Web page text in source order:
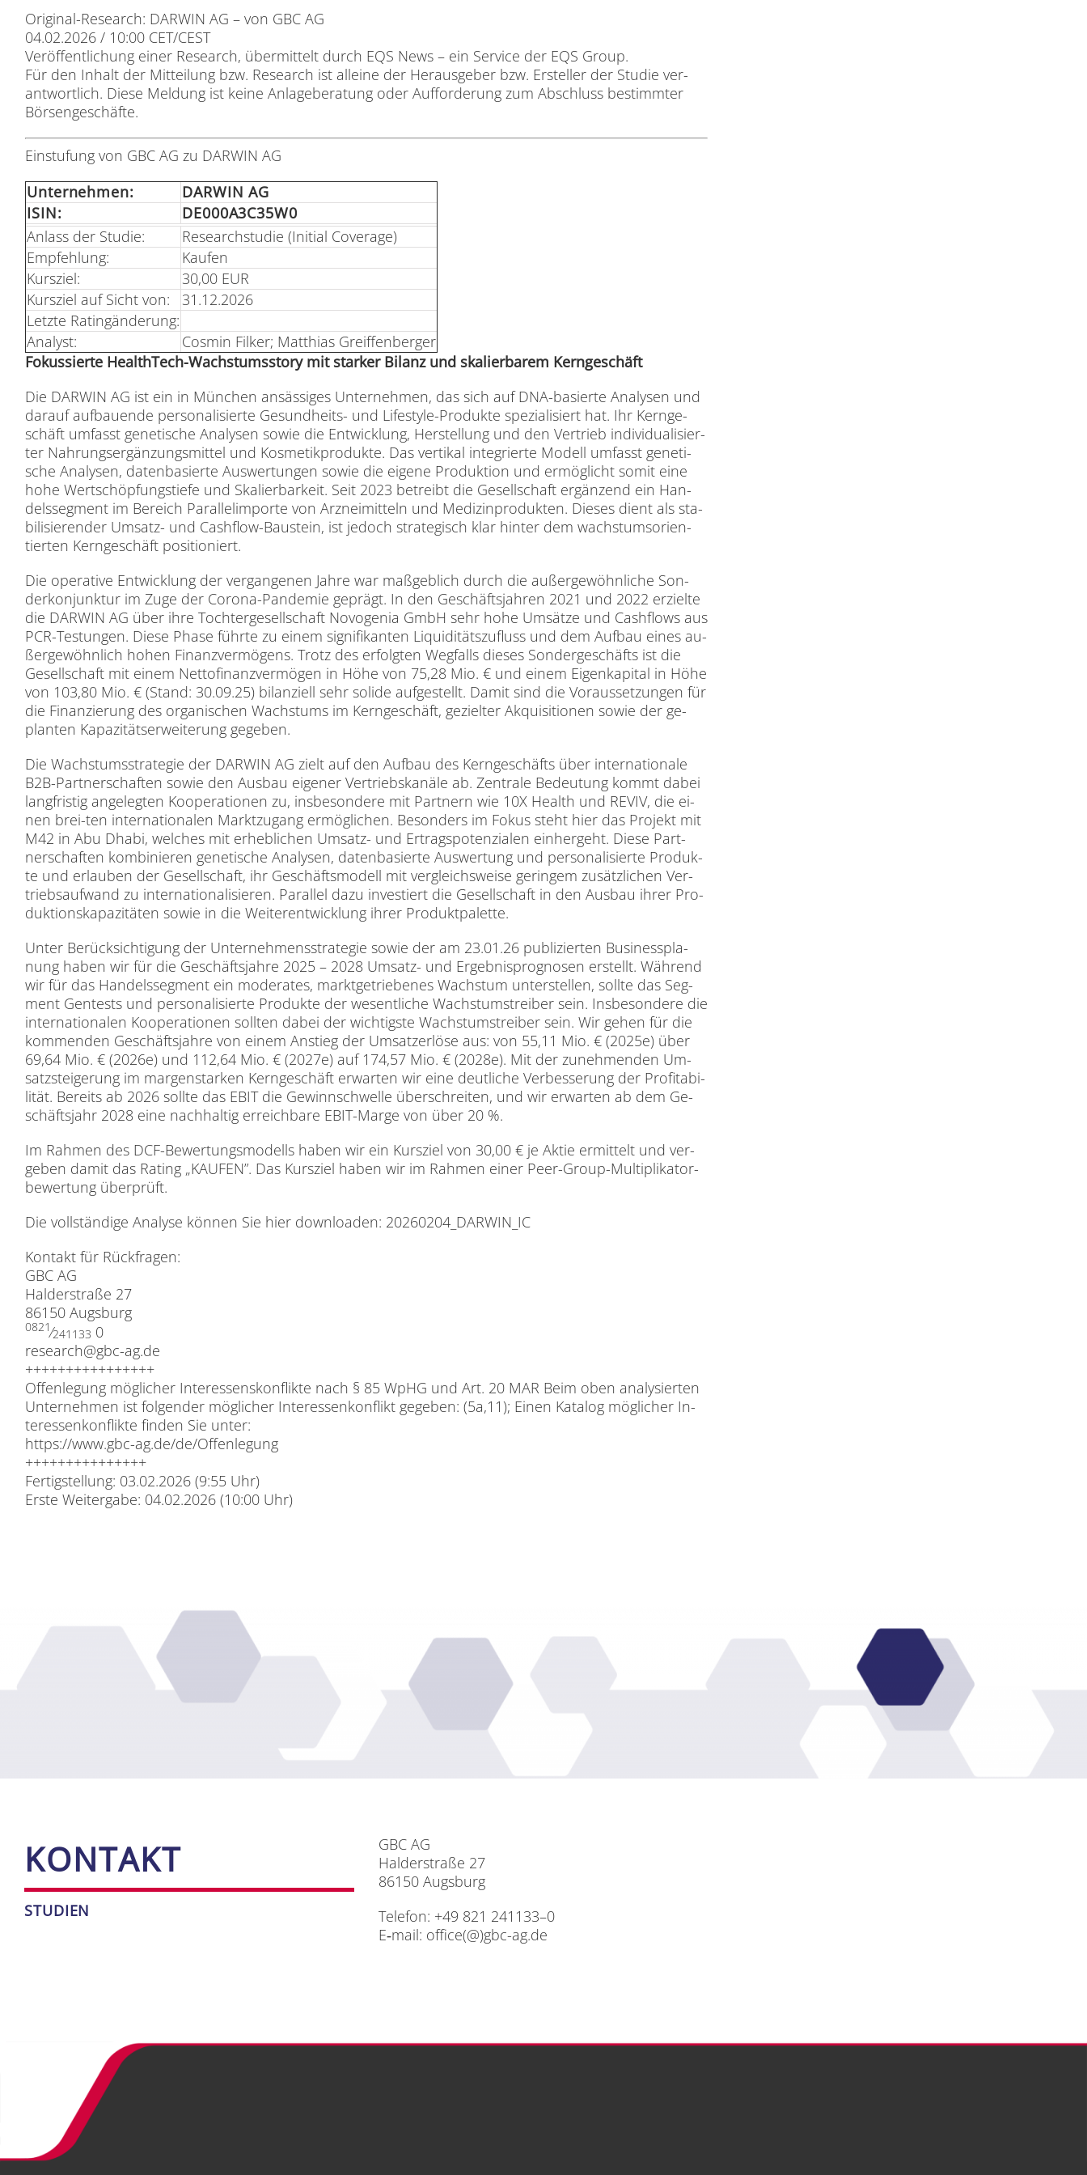
Ori­gi­nal-Re­se­arch: DARWIN AG – von GBC AG
04.02.2026 / 10:00 CET/CEST
Ver­öf­fent­li­chung ei­ner Re­se­arch, über­mit­telt durch EQS News – ein Ser­vice der EQS Group.
Für den In­halt der Mit­tei­lung bzw. Re­se­arch ist al­lei­ne der Her­aus­ge­ber bzw. Er­stel­ler der Stu­die ver­
ant­wort­lich. Die­se Mel­dung ist kei­ne An­la­ge­be­ra­tung oder Auf­for­de­rung zum Ab­schluss be­stimm­ter
Bör­sen­ge­schäf­te.
Ein­stu­fung von GBC AG zu DARWIN AG
Un­ter­neh­men:
DARWIN AG
ISIN:
DE000A3C35W0
An­lass der Stu­die:
Re­se­arch­stu­die (In­iti­al Co­vera­ge)
Emp­feh­lung:
Kau­fen
Kurs­ziel:
30,00 EUR
Kurs­ziel auf Sicht von:
31.12.2026
Letz­te Ra­ting­än­de­rung:
Ana­lyst:
Cos­min Fil­ker; Mat­thi­as Greif­fen­ber­ger
Fo­kus­sier­te He­alth­Tech-Wachs­tums­sto­ry mit star­ker Bi­lanz und ska­lier­ba­rem Kern­ge­schäft
Die DARWIN AG ist ein in Mün­chen an­säs­si­ges Un­ter­neh­men, das sich auf DNA-ba­sier­te Ana­ly­sen und
dar­auf auf­bau­en­de per­so­na­li­sier­te Ge­sund­heits- und Life­style-Pro­duk­te spe­zia­li­siert hat. Ihr Kern­ge­
schäft um­fasst ge­ne­ti­sche Ana­ly­sen so­wie die Ent­wick­lung, Her­stel­lung und den Ver­trieb in­di­vi­dua­li­sier­
ter Nah­rungs­er­gän­zungs­mit­tel und Kos­me­tik­pro­duk­te. Das ver­ti­kal in­te­grier­te Mo­dell um­fasst ge­ne­ti­
sche Ana­ly­sen, da­ten­ba­sier­te Aus­wer­tun­gen so­wie die ei­ge­ne Pro­duk­ti­on und er­mög­licht so­mit eine
hohe Wert­schöp­fungs­tie­fe und Ska­lier­bar­keit. Seit 2023 be­treibt die Ge­sell­schaft er­gän­zend ein Han­
dels­seg­ment im Be­reich Par­al­lel­im­por­te von Arz­nei­mit­teln und Me­di­zin­pro­duk­ten. Die­ses dient als sta­
bi­li­sie­ren­der Um­satz- und Cash­flow-Bau­stein, ist je­doch stra­te­gisch klar hin­ter dem wachs­tums­ori­en­
tier­ten Kern­ge­schäft po­si­tio­niert.
Die ope­ra­ti­ve Ent­wick­lung der ver­gan­ge­nen Jah­re war maß­geb­lich durch die au­ßer­ge­wöhn­li­che Son­
der­kon­junk­tur im Zuge der Co­ro­na-Pan­de­mie ge­prägt. In den Ge­schäfts­jah­ren 2021 und 2022 er­ziel­te
die DARWIN AG über ihre Toch­ter­ge­sell­schaft No­vo­genia GmbH sehr hohe Um­sät­ze und Cash­flows aus
PCR-Tes­tun­gen. Die­se Pha­se führ­te zu ei­nem si­gni­fi­kan­ten Li­qui­di­täts­zu­fluss und dem Auf­bau ei­nes au­
ßer­ge­wöhn­lich ho­hen Fi­nanz­ver­mö­gens. Trotz des er­folg­ten Weg­falls die­ses Son­der­ge­schäfts ist die
Ge­sell­schaft mit ei­nem Net­to­fi­nanz­ver­mö­gen in Höhe von 75,28 Mio. € und ei­nem Ei­gen­ka­pi­tal in Höhe
von 103,80 Mio. € (Stand: 30.09.25) bi­lan­zi­ell sehr so­li­de auf­ge­stellt. Da­mit sind die Vor­aus­set­zun­gen für
die Fi­nan­zie­rung des or­ga­ni­schen Wachs­tums im Kern­ge­schäft, ge­ziel­ter Ak­qui­si­tio­nen so­wie der ge­
plan­ten Ka­pa­zi­täts­er­wei­te­rung ge­ge­ben.
Die Wachs­tums­stra­te­gie der DARWIN AG zielt auf den Auf­bau des Kern­ge­schäfts über in­ter­na­tio­na­le
B2B-Part­ner­schaf­ten so­wie den Aus­bau ei­ge­ner Ver­triebs­ka­nä­le ab. Zen­tra­le Be­deu­tung kommt da­bei
lang­fris­tig an­ge­leg­ten Ko­ope­ra­tio­nen zu, ins­be­son­de­re mit Part­nern wie 10X He­alth und REVIV, die ei­
nen brei-ten in­ter­na­tio­na­len Markt­zu­gang er­mög­li­chen. Be­son­ders im Fo­kus steht hier das Pro­jekt mit
M42 in Abu Dha­bi, wel­ches mit er­heb­li­chen Um­satz- und Er­trags­po­ten­zia­len ein­her­geht. Die­se Part­
ner­schaf­ten kom­bi­nie­ren ge­ne­ti­sche Ana­ly­sen, da­ten­ba­sier­te Aus­wer­tung und per­so­na­li­sier­te Pro­duk­
te und er­lau­ben der Ge­sell­schaft, ihr Ge­schäfts­mo­dell mit ver­gleichs­wei­se ge­rin­gem zu­sätz­li­chen Ver­
triebs­auf­wand zu in­ter­na­tio­na­li­sie­ren. Par­al­lel dazu in­ves­tiert die Ge­sell­schaft in den Aus­bau ih­rer Pro­
duk­ti­ons­ka­pa­zi­tä­ten so­wie in die Wei­ter­ent­wick­lung ih­rer Pro­dukt­pa­let­te.
Un­ter Be­rück­sich­ti­gung der Un­ter­neh­mens­stra­te­gie so­wie der am 23.01.26 pu­bli­zier­ten Busi­ness­pla­
nung ha­ben wir für die Ge­schäfts­jah­re 2025 – 2028 Um­satz- und Er­geb­nis­pro­gno­sen er­stellt. Wäh­rend
wir für das Han­dels­seg­ment ein mo­de­ra­tes, markt­ge­trie­be­nes Wachs­tum un­ter­stel­len, soll­te das Seg­
ment Gen­tests und per­so­na­li­sier­te Pro­duk­te der we­sent­li­che Wachs­tums­trei­ber sein. Ins­be­son­de­re die
in­ter­na­tio­na­len Ko­ope­ra­tio­nen soll­ten da­bei der wich­tigs­te Wachs­tums­trei­ber sein. Wir ge­hen für die
kom­men­den Ge­schäfts­jah­re von ei­nem An­stieg der Um­satz­er­lö­se aus: von 55,11 Mio. € (2025e) über
69,64 Mio. € (2026e) und 112,64 Mio. € (2027e) auf 174,57 Mio. € (2028e). Mit der zu­neh­men­den Um­
satz­stei­ge­rung im mar­gen­star­ken Kern­ge­schäft er­war­ten wir eine deut­li­che Ver­bes­se­rung der Pro­fi­ta­bi­
li­tät. Be­reits ab 2026 soll­te das EBIT die Ge­winn­schwel­le über­schrei­ten, und wir er­war­ten ab dem Ge­
schäfts­jahr 2028 eine nach­hal­tig er­reich­ba­re EBIT-Mar­ge von über 20 %.
Im Rah­men des DCF-Be­wer­tungs­mo­dells ha­ben wir ein Kurs­ziel von 30,00 € je Ak­tie er­mit­telt und ver­
ge­ben da­mit das Ra­ting „KAUFEN”. Das Kurs­ziel ha­ben wir im Rah­men ei­ner Peer-Group-Mul­ti­pli­ka­tor­
be­wer­tung über­prüft.
Die voll­stän­di­ge Ana­ly­se kön­nen Sie hier down­loa­den: 20260204_DARWIN_IC
Kon­takt für Rück­fra­gen:
GBC AG
Hal­der­stra­ße 27
86150 Augs­burg
0821⁄241133 0
research@​gbc-​ag.​de
++++++++++++++++
Of­fen­le­gung mög­li­cher In­ter­es­sens­kon­flik­te nach § 85 WpHG und Art. 20 MAR Beim oben ana­ly­sier­ten
Un­ter­neh­men ist fol­gen­der mög­li­cher In­ter­es­sen­kon­flikt ge­ge­ben: (5a,11); Ei­nen Ka­ta­log mög­li­cher In­
ter­es­sen­kon­flik­te fin­den Sie un­ter:
https://​www​.gbc​-ag​.de/​d​e​/​O​f​f​e​n​l​e​g​ung
+++++++++++++++
Fer­tig­stel­lung: 03.02.2026 (9:55 Uhr)
Ers­te Wei­ter­ga­be: 04.02.2026 (10:00 Uhr)
KON­TAKT
STU­DI­EN
GBC AG
Hal­der­stra­ße 27
86150 Augs­burg
Te­le­fon: +49 821 241133–0
E‑mail: office(@)gbc-ag.de